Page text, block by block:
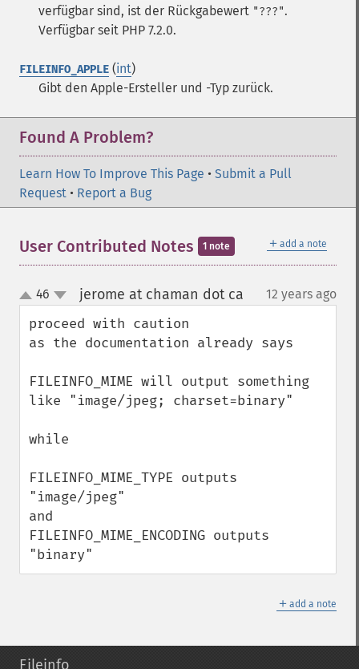
verfügbar sind, ist der Rückgabewert "???".
Verfügbar seit PHP 7.2.0.
FILEINFO_APPLE (int)
Gibt den Apple-Ersteller und -Typ zurück.
Found A Problem?
Learn How To Improve This Page • Submit a Pull
Request • Report a Bug
＋ add a note
User Contributed Notes 1 note
up
down
46 jerome at chaman dot ca 12 years ago
proceed with caution
as the documentation already says
FILEINFO_MIME will output something
like "image/jpeg; charset=binary"
while
FILEINFO_MIME_TYPE outputs
"image/jpeg"
and
FILEINFO_MIME_ENCODING outputs
"binary"
＋ add a note
Fileinfo